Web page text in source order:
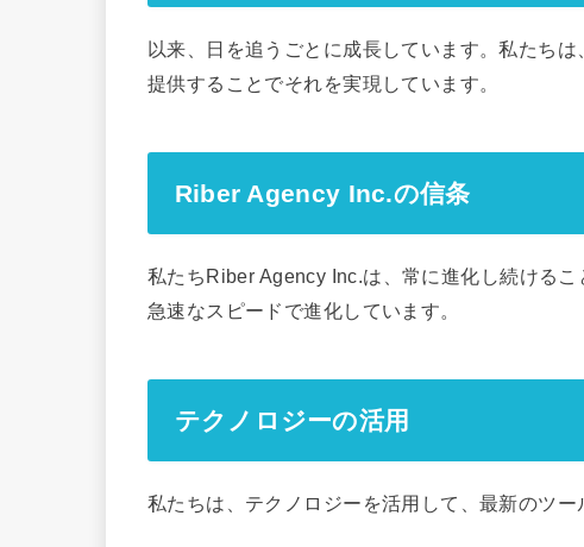
以来、日を追うごとに成長しています。私たち
提供することでそれを実現しています。
Riber Agency Inc.の信条
私たちRiber Agency Inc.は、常に進化し続ける
急速なスピードで進化しています。
テクノロジーの活用
私たちは、テクノロジーを活用して、最新のツー